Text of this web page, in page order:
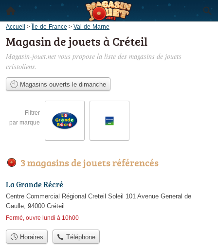
Accueil > Île-de-France > Val-de-Marne
Magasin de jouets à Créteil
Magasin-jouet.net vous propose la liste des magasins de jouets
cristoliens.
Magasins ouverts le dimanche
Filtrer
par marque
3 magasins de jouets référencés
La Grande Récré
Centre Commercial Régional Creteil Soleil 101 Avenue General de
Gaulle, 94000 Créteil
Fermé, ouvre lundi à 10h00
Horaires Téléphone